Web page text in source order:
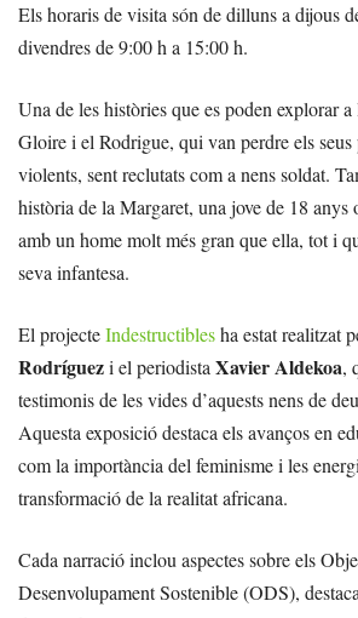
Els horaris de visita són de dilluns a dijous
divendres de 9:00 h a 15:00 h.
Una de les històries que es poden explorar a
Gloire i el Rodrigue, qui van perdre els seus
violents, sent reclutats com a nens soldat.
història de la Margaret, una jove de 18 anys
amb un home molt més gran que ella, tot i
seva infantesa.
El projecteIndestructiblesha estat realitzat
Rodríguezi el periodista Xavier Aldekoa,
testimonis de les vides d’aquests nens de
Aquesta exposició destaca els avanços en
com la importància del feminisme i les
transformació de la realitat africana.
Cada narració inclou aspectes sobre els
Desenvolupament Sostenible (ODS),